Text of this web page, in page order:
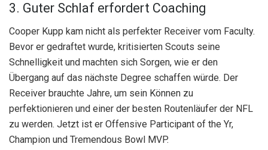
3. Guter Schlaf erfordert Coaching
Cooper Kupp kam nicht als perfekter Receiver vom Faculty.
Bevor er gedraftet wurde, kritisierten Scouts seine
Schnelligkeit und machten sich Sorgen, wie er den
Übergang auf das nächste Degree schaffen würde. Der
Receiver brauchte Jahre, um sein Können zu
perfektionieren und einer der besten Routenläufer der NFL
zu werden. Jetzt ist er Offensive Participant of the Yr,
Champion und Tremendous Bowl MVP.